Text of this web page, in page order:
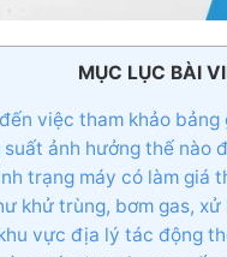
MỤC LỤC BÀI
việc tham khảo bảng
suất ảnh hưởng thế nào
trạng máy có làm giá
khử trùng, bơm gas,
vực địa lý tác động